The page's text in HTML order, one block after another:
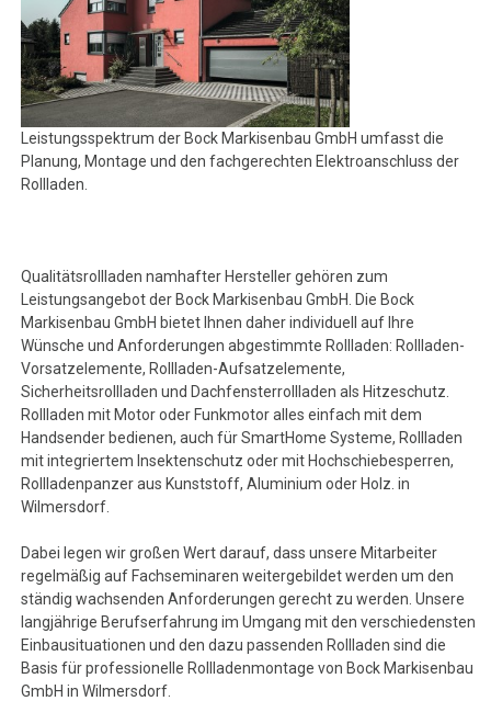
Leistungsspektrum der Bock Markisenbau GmbH umfasst die
Planung, Montage und den fachgerechten Elektroanschluss der
Rollladen.
Qualitätsrollladen namhafter Hersteller gehören zum
Leistungsangebot der Bock Markisenbau GmbH. Die Bock
Markisenbau GmbH bietet Ihnen daher individuell auf Ihre
Wünsche und Anforderungen abgestimmte Rollladen: Rollladen-
Vorsatzelemente, Rollladen-Aufsatzelemente,
Sicherheitsrollladen und Dachfensterrollladen als Hitzeschutz.
Rollladen mit Motor oder Funkmotor alles einfach mit dem
Handsender bedienen, auch für SmartHome Systeme, Rollladen
mit integriertem Insektenschutz oder mit Hochschiebesperren,
Rollladenpanzer aus Kunststoff, Aluminium oder Holz. in
Wilmersdorf.
Dabei legen wir großen Wert darauf, dass unsere Mitarbeiter
regelmäßig auf Fachseminaren weitergebildet werden um den
ständig wachsenden Anforderungen gerecht zu werden. Unsere
langjährige Berufserfahrung im Umgang mit den verschiedensten
Einbausituationen und den dazu passenden Rollladen sind die
Basis für professionelle Rollladenmontage von Bock Markisenbau
GmbH in Wilmersdorf.